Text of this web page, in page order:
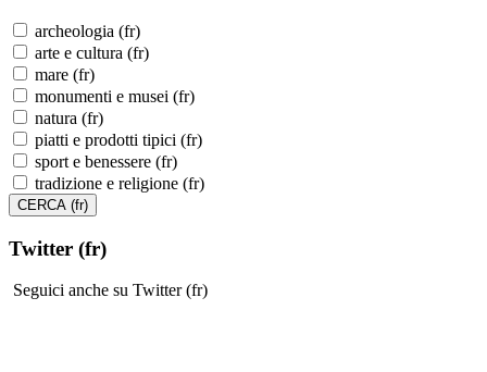
archeologia (fr)
arte e cultura (fr)
mare (fr)
monumenti e musei (fr)
natura (fr)
piatti e prodotti tipici (fr)
sport e benessere (fr)
tradizione e religione (fr)
Twitter (fr)
Seguici anche su Twitter (fr)